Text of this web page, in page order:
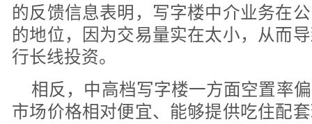
的反馈信息表明，写字楼中介业务在
的地位，因为交易量实在太小，从而
行长线投资。
相反，中高档写字楼一方面空置率
市场价格相对便宜、能够提供吃住配